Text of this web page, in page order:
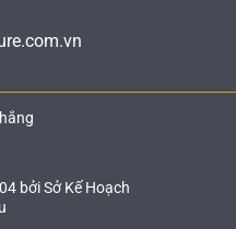
bởi Sở Kế Hoạch